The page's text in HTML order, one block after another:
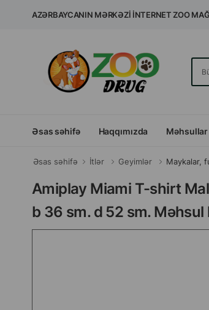
AZƏRBAYCANIN MƏRKƏZI İNTERNET ZOO
Əsas səhifə Haqqımızda Məhsullar
Əsas səhifə İtlər Geyimlər Maykalar,
Amiplay Miami T-shirt
b 36 sm. d 52 sm. Məhsul